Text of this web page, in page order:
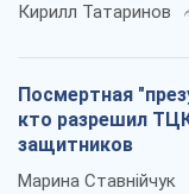
Кирилл Татаринов
Посмертная
кто разрешил
защитников
Марина Ставнійчук